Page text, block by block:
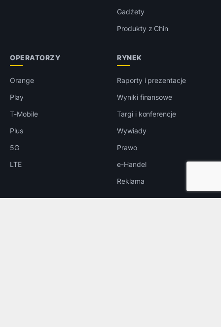
Gadżety
Produkty z Chin
OPERATORZY
Orange
Play
T-Mobile
Plus
5G
LTE
RYNEK
Raporty i prezentacje
Wyniki finansowe
Targi i konferencje
Wywiady
Prawo
e-Handel
Reklama